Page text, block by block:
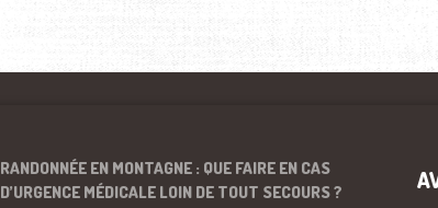
RANDONNÉE EN MONTAGNE : QUE FAIRE EN CAS
D’URGENCE MÉDICALE LOIN DE TOUT SECOURS ?